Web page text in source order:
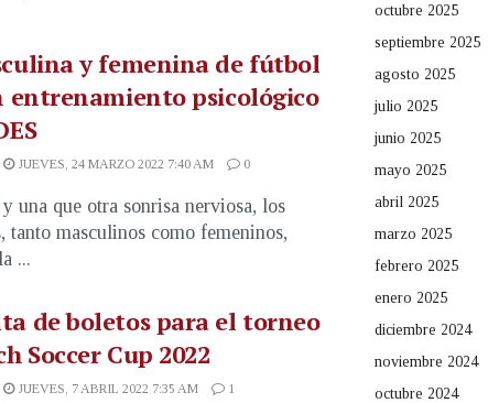
y femenina de fútbol
entrenamiento psicológico
JUEVES, 24 MARZO 2022 7:40 AM 0
una que otra sonrisa nerviosa, los
tanto masculinos como femeninos,
...
de boletos para el torneo
Soccer Cup 2022
JUEVES, 7 ABRIL 2022 7:35 AM 1
octubre 2025
septiembre 2025
agosto 2025
julio 2025
junio 2025
mayo 2025
abril 2025
marzo 2025
febrero 2025
enero 2025
diciembre 2024
noviembre 2024
octubre 2024